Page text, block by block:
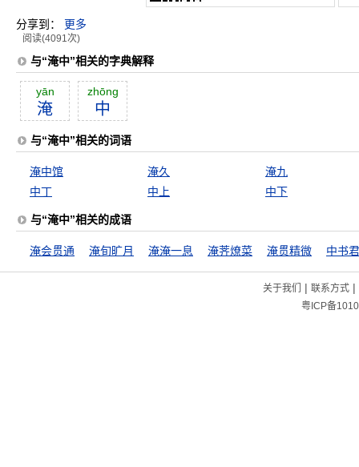
分享到： 更多
阅读(4091次)
与“淹中”相关的字典解释
yān
淹
zhōng
中
与“淹中”相关的词语
淹中馆 淹久
淹九
中丁
中上 中下
与“淹中”相关的成语
淹会贯通 淹旬旷月 淹淹一息 淹荠燎菜 淹贯精微 中书君
关于我们 | 联系方式|
粤ICP备